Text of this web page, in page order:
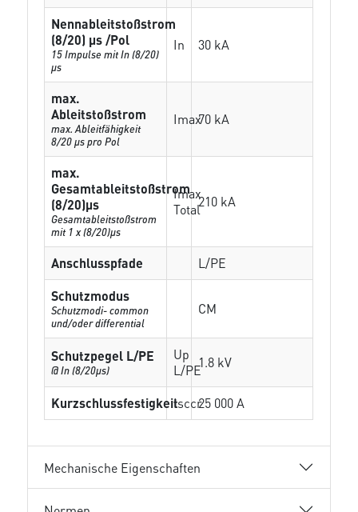
Nennableitstoßstrom
(8/20) µs /Pol
15 Impulse mit In (8/20)
µs
In 30 kA
max.
Ableitstoßstrom
max. Ableitfähigkeit
8/20 µs pro Pol
Imax70 kA
max.
Gesamtableitstoßstrom
(8/20)µs
Gesamtableitstoßstrom
mit 1 x (8/20)µs
Imax
Total210 kA
Anschlusspfade
L/PE
Schutzmodus
Schutzmodi- common
und/oder differential
CM
Schutzpegel L/PE
@ In (8/20µs)
Up
L/PE1.8 kV
KurzschlussfestigkeitIsccr25 000 A
Mechanische Eigenschaften